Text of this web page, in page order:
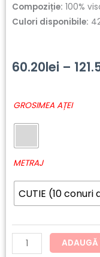
Compoziție: 100%
Culori disponibile:
60.20lei –
GROSIMEA AȚEI
METRAJ
CUTIE (10 conuri
Cantitate
MADEIRA
Classic
ADAUGĂ